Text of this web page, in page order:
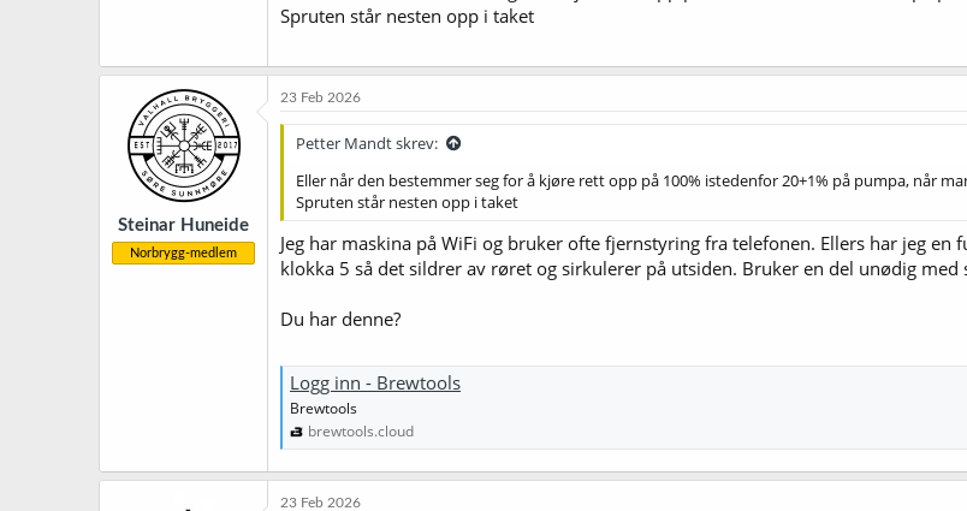
Spruten står nesten opp i taket
Steinar Huneide
Norbrygg-medlem
23 Feb 2026
Petter Mandt skrev:
Eller når den bestemmer seg for å kjøre rett opp på 100% istedenfor 20+1% på pumpa, når
Spruten står nesten opp i taket
Jeg har maskina på WiFi og bruker ofte fjernstyring fra telefonen. Ellers har jeg
klokka 5 så det sildrer av røret og sirkulerer på utsiden. Bruker en del unødig
Du har denne?
Logg inn - Brewtools
Brewtools
brewtools.cloud
23 Feb 2026